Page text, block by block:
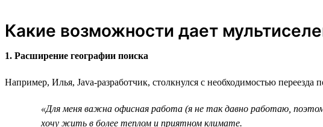
Какие возможности дает
1. Расширение географии поиска
Например, Илья, Java-разработчик, столкнулся с необходимостью переезда
«Для меня важна офисная работа (я не так давно работаю,
хочу жить в более теплом и приятном климате.